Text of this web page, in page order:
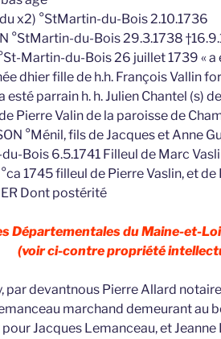
x2) °StMartin-du-Bois 2.10.1736
°StMartin-du-Bois 29.3.1738
Martin-du-Bois 26 juillet 1739 «
dhier fille de h.h. François Vallin
parrain h. h. Julien Chantel (s)
Pierre Valin de la paroisse de
°Ménil, fils de Jacques et Anne
Bois 6.5.1741 Filleul de Marc
1745 filleul de Pierre Vaslin, et
Dont postérité
Départementales du Maine-et-
(voir ci-contre propriété
par devantnous Pierre Allard
marchand demeurant au
Jacques Lemanceau, et